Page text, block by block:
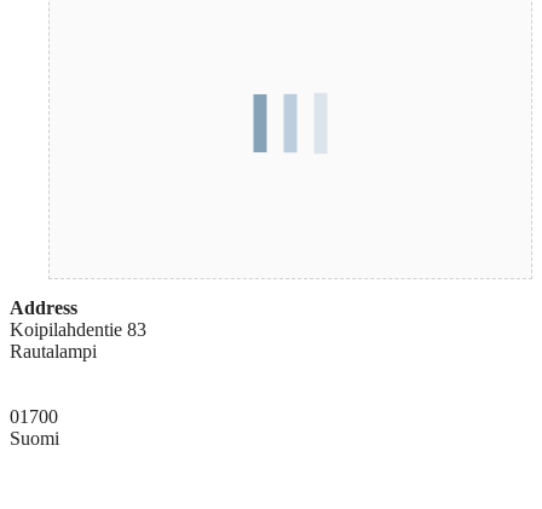
Address
Koipilahdentie 83
Rautalampi
01700
Suomi